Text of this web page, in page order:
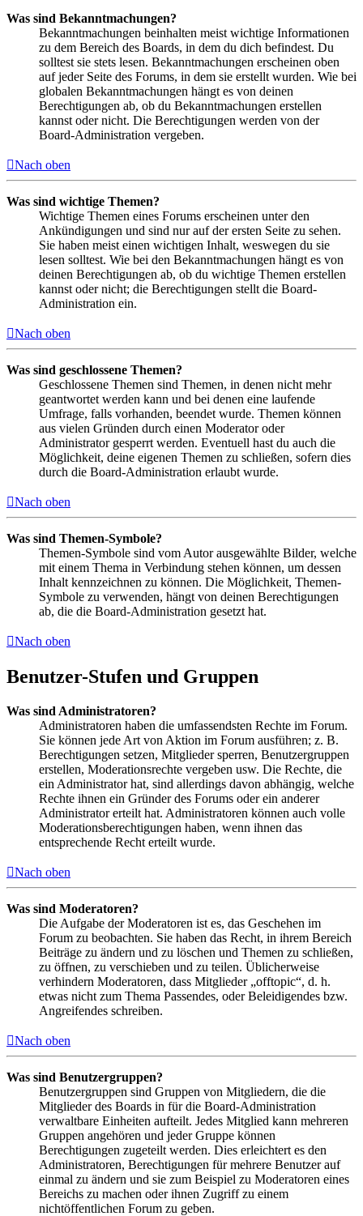
Was sind Bekanntmachungen?
Bekanntmachungen beinhalten meist wichtige Informationen
zu dem Bereich des Boards, in dem du dich befindest. Du
solltest sie stets lesen. Bekanntmachungen erscheinen oben
auf jeder Seite des Forums, in dem sie erstellt wurden. Wie bei
globalen Bekanntmachungen hängt es von deinen
Berechtigungen ab, ob du Bekanntmachungen erstellen
kannst oder nicht. Die Berechtigungen werden von der
Board-Administration vergeben.
Nach oben
Was sind wichtige Themen?
Wichtige Themen eines Forums erscheinen unter den
Ankündigungen und sind nur auf der ersten Seite zu sehen.
Sie haben meist einen wichtigen Inhalt, weswegen du sie
lesen solltest. Wie bei den Bekanntmachungen hängt es von
deinen Berechtigungen ab, ob du wichtige Themen erstellen
kannst oder nicht; die Berechtigungen stellt die Board-
Administration ein.
Nach oben
Was sind geschlossene Themen?
Geschlossene Themen sind Themen, in denen nicht mehr
geantwortet werden kann und bei denen eine laufende
Umfrage, falls vorhanden, beendet wurde. Themen können
aus vielen Gründen durch einen Moderator oder
Administrator gesperrt werden. Eventuell hast du auch die
Möglichkeit, deine eigenen Themen zu schließen, sofern dies
durch die Board-Administration erlaubt wurde.
Nach oben
Was sind Themen-Symbole?
Themen-Symbole sind vom Autor ausgewählte Bilder, welche
mit einem Thema in Verbindung stehen können, um dessen
Inhalt kennzeichnen zu können. Die Möglichkeit, Themen-
Symbole zu verwenden, hängt von deinen Berechtigungen
ab, die die Board-Administration gesetzt hat.
Nach oben
Benutzer-Stufen und Gruppen
Was sind Administratoren?
Administratoren haben die umfassendsten Rechte im Forum.
Sie können jede Art von Aktion im Forum ausführen; z. B.
Berechtigungen setzen, Mitglieder sperren, Benutzergruppen
erstellen, Moderationsrechte vergeben usw. Die Rechte, die
ein Administrator hat, sind allerdings davon abhängig, welche
Rechte ihnen ein Gründer des Forums oder ein anderer
Administrator erteilt hat. Administratoren können auch volle
Moderationsberechtigungen haben, wenn ihnen das
entsprechende Recht erteilt wurde.
Nach oben
Was sind Moderatoren?
Die Aufgabe der Moderatoren ist es, das Geschehen im
Forum zu beobachten. Sie haben das Recht, in ihrem Bereich
Beiträge zu ändern und zu löschen und Themen zu schließen,
zu öffnen, zu verschieben und zu teilen. Üblicherweise
verhindern Moderatoren, dass Mitglieder „offtopic“, d. h.
etwas nicht zum Thema Passendes, oder Beleidigendes bzw.
Angreifendes schreiben.
Nach oben
Was sind Benutzergruppen?
Benutzergruppen sind Gruppen von Mitgliedern, die die
Mitglieder des Boards in für die Board-Administration
verwaltbare Einheiten aufteilt. Jedes Mitglied kann mehreren
Gruppen angehören und jeder Gruppe können
Berechtigungen zugeteilt werden. Dies erleichtert es den
Administratoren, Berechtigungen für mehrere Benutzer auf
einmal zu ändern und sie zum Beispiel zu Moderatoren eines
Bereichs zu machen oder ihnen Zugriff zu einem
nichtöffentlichen Forum zu geben.